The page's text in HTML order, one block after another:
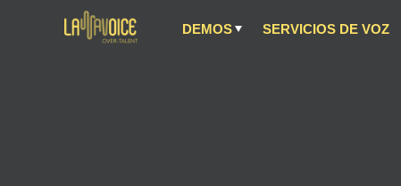
DEMOS SERVICIOS DE VOZ